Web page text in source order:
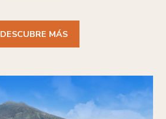
DESCUBRE MÁS